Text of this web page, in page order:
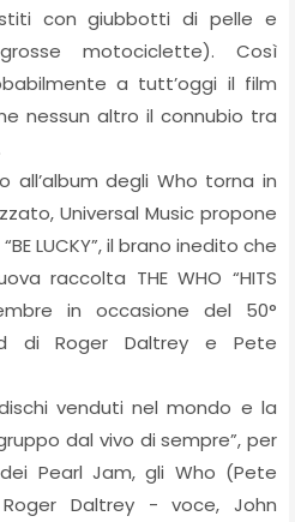
con giubbotti di pelle e
motociclette). Così
a tutt’oggi il film
nessun altro il connubio tra
all’album degli Who torna in
Universal Music propone
LUCKY”, il brano inedito che
raccolta THE WHO “HITS
in occasione del 50°
di Roger Daltrey e Pete
venduti nel mondo e la
dal vivo di sempre”, per
Pearl Jam, gli Who (Pete
Daltrey - voce, John